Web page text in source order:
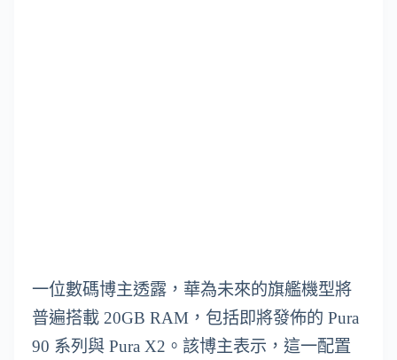
一位數碼博主透露，華為未來的旗艦機型將
普遍搭載 20GB RAM，包括即將發佈的 Pura
90 系列與 Pura X2。該博主表示，這一配置